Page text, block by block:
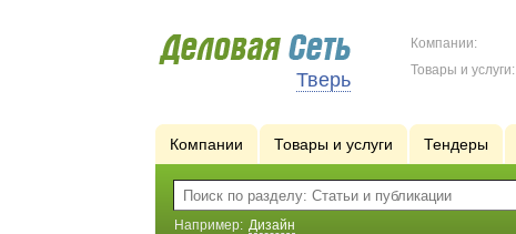
Тверь
Компании:
Товары и услуги:
Компании Товары и услуги Тендеры
Например: Дизайн